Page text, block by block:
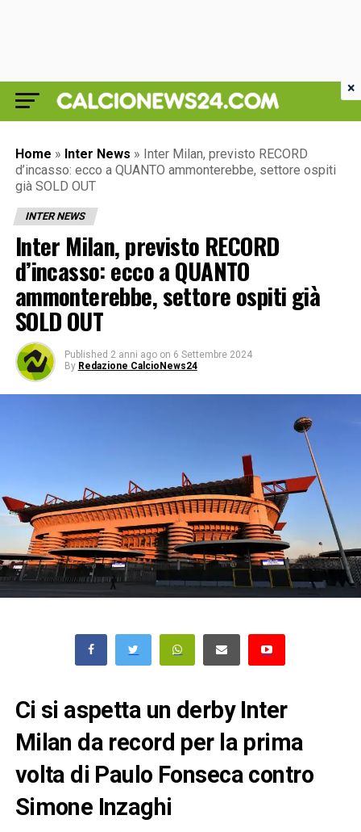
Home » Inter News » Inter Milan, previsto RECORD
d’incasso: ecco a QUANTO ammonterebbe, settore ospiti
già SOLD OUT
INTER NEWS
Inter Milan, previsto RECORD
d’incasso: ecco a QUANTO
ammonterebbe, settore ospiti già
SOLD OUT
Published 2 anni ago on 6 Settembre 2024
By Redazione CalcioNews24
Ci si aspetta un derby Inter
Milan da record per la prima
volta di Paulo Fonseca contro
Simone Inzaghi
×